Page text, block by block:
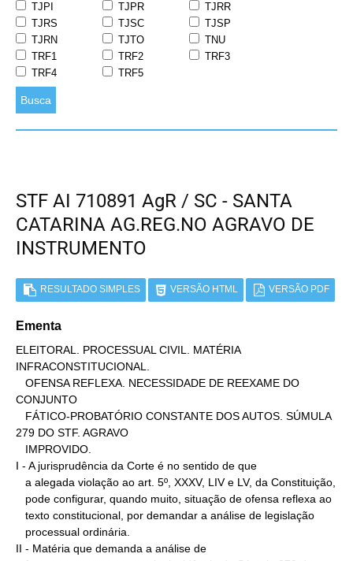
TJPI
TJPR
TJRR
TJRS
TJSC
TJSP
TJRN
TJTO
TNU
TRF1
TRF2
TRF3
TRF4
TRF5
Busca
STF AI 710891 AgR / SC - SANTA
CATARINA AG.REG.NO AGRAVO DE
INSTRUMENTO
RESULTADO SIMPLES VERSÃO HTML VERSÃO PDF
Ementa
ELEITORAL. PROCESSUAL CIVIL. MATÉRIA
INFRACONSTITUCIONAL.
CONJUNTO
279 DO STF. AGRAVO
I - A jurisprudência da Corte é no sentido de que
II - Matéria que demanda a análise de